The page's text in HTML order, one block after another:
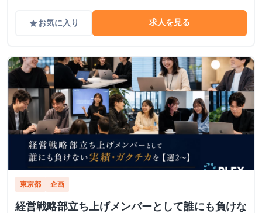
gradeお気に入り 求人を見る
東京都 企画
経営戦略部立ち上げメンバーとして誰にも負けな